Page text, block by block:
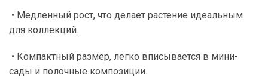
• Медленный рост, что делает растение идеальным
для коллекций.
• Компактный размер, легко вписывается в мини-
сады и полочные композиции.